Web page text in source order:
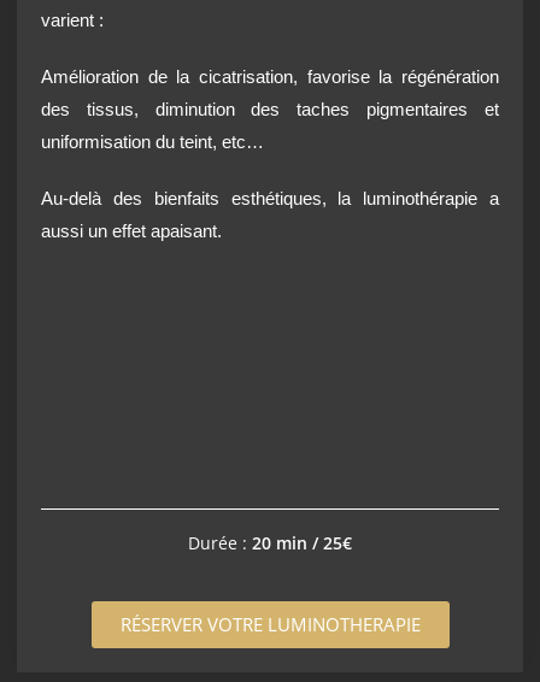
varient :
Amélioration de la cicatrisation, favorise la régénération
des tissus, diminution des taches pigmentaires et
uniformisation du teint, etc…
Au-delà des bienfaits esthétiques, la luminothérapie a
aussi un effet apaisant.
Durée : 20 min / 25€
RÉSERVER VOTRE LUMINOTHERAPIE